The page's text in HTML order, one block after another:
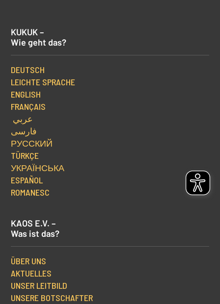
KUKUK –
Wie geht das?
DEUTSCH
LEICHTE SPRACHE
ENGLISH
FRANÇAIS
عربي
فارسی
РУССКИЙ
TÜRKÇE
УКРАЇНСЬКА
ESPAÑOL
ROMANESC
KAOS E.V. –
Was ist das?
ÜBER UNS
AKTUELLES
UNSER LEITBILD
UNSERE BOTSCHAFTER